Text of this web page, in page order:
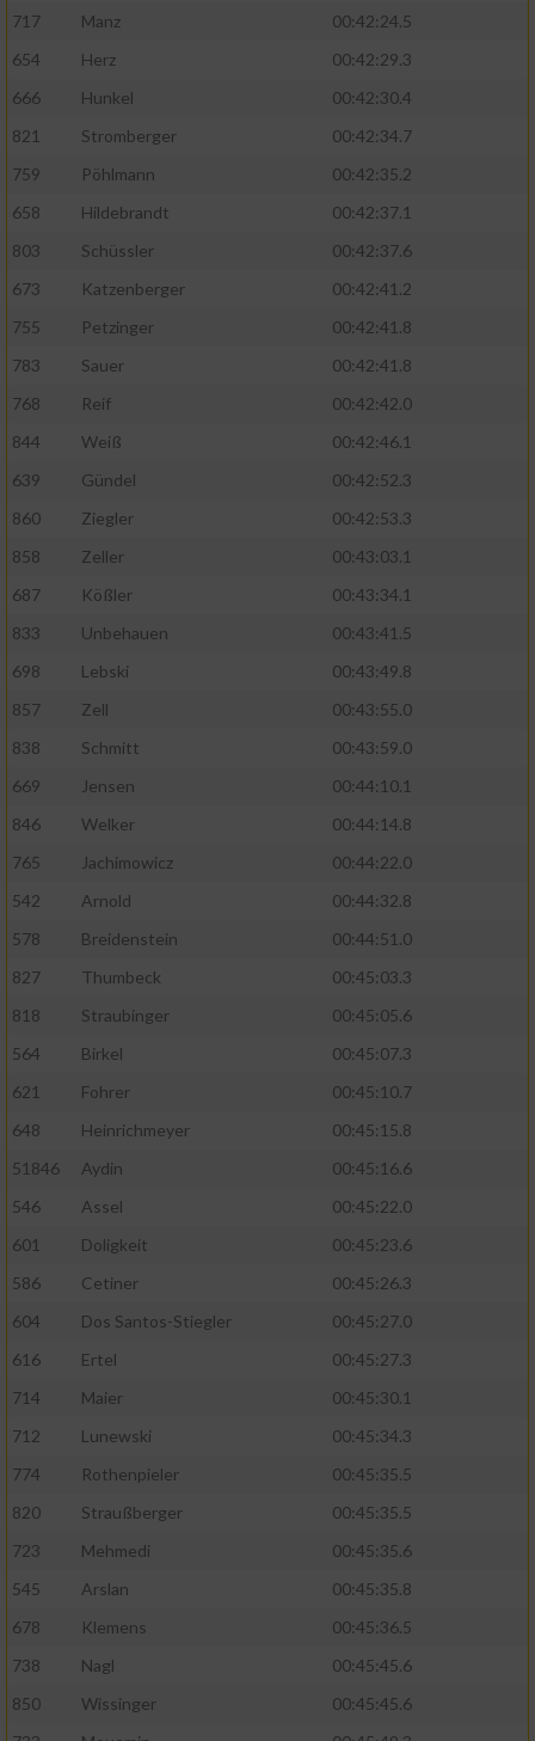
717
Manz
00:42:24.5
654
Herz
00:42:29.3
666
Hunkel
00:42:30.4
821
Stromberger
00:42:34.7
759
Pöhlmann
00:42:35.2
658
Hildebrandt
00:42:37.1
803
Schüssler
00:42:37.6
673
Katzenberger
00:42:41.2
755
Petzinger
00:42:41.8
783
Sauer
00:42:41.8
768
Reif
00:42:42.0
844
Weiß
00:42:46.1
639
Gündel
00:42:52.3
860
Ziegler
00:42:53.3
858
Zeller
00:43:03.1
687
Kößler
00:43:34.1
833
Unbehauen
00:43:41.5
698
Lebski
00:43:49.8
857
Zell
00:43:55.0
838
Schmitt
00:43:59.0
669
Jensen
00:44:10.1
846
Welker
00:44:14.8
765
Jachimowicz
00:44:22.0
542
Arnold
00:44:32.8
578
Breidenstein
00:44:51.0
827
Thumbeck
00:45:03.3
818
Straubinger
00:45:05.6
564
Birkel
00:45:07.3
621
Fohrer
00:45:10.7
648
Heinrichmeyer
00:45:15.8
51846
Aydin
00:45:16.6
546
Assel
00:45:22.0
601
Doligkeit
00:45:23.6
586
Cetiner
00:45:26.3
604
Dos Santos-Stiegler
00:45:27.0
616
Ertel
00:45:27.3
714
Maier
00:45:30.1
712
Lunewski
00:45:34.3
774
Rothenpieler
00:45:35.5
820
Straußberger
00:45:35.5
723
Mehmedi
00:45:35.6
545
Arslan
00:45:35.8
678
Klemens
00:45:36.5
738
Nagl
00:45:45.6
850
Wissinger
00:45:45.6